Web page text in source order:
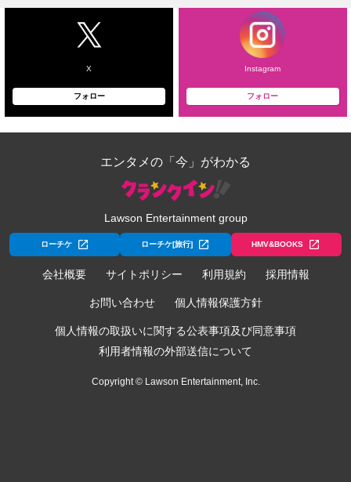
X
フォロー
Instagram
フォロー
エンタメの「今」がわかる
Lawson Entertainment group
ローチケ ローチケ[旅行] HMV&BOOKS
会社概要 サイトポリシー 利用規約 採用情報
お問い合わせ 個人情報保護方針
個人情報の取扱いに関する公表事項及び同意事項
利用者情報の外部送信について
Copyright © Lawson Entertainment, Inc.